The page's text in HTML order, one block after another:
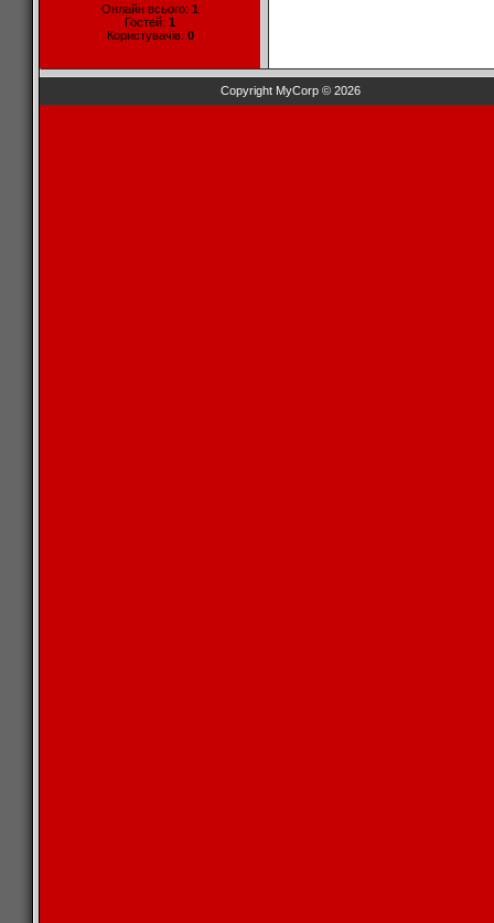
Онлайн всього: 1
Гостей: 1
Користувачів: 0
Copyright MyCorp © 2026